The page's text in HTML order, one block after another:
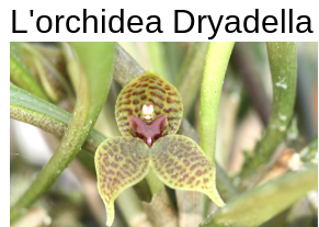
L'orchidea Dryadella